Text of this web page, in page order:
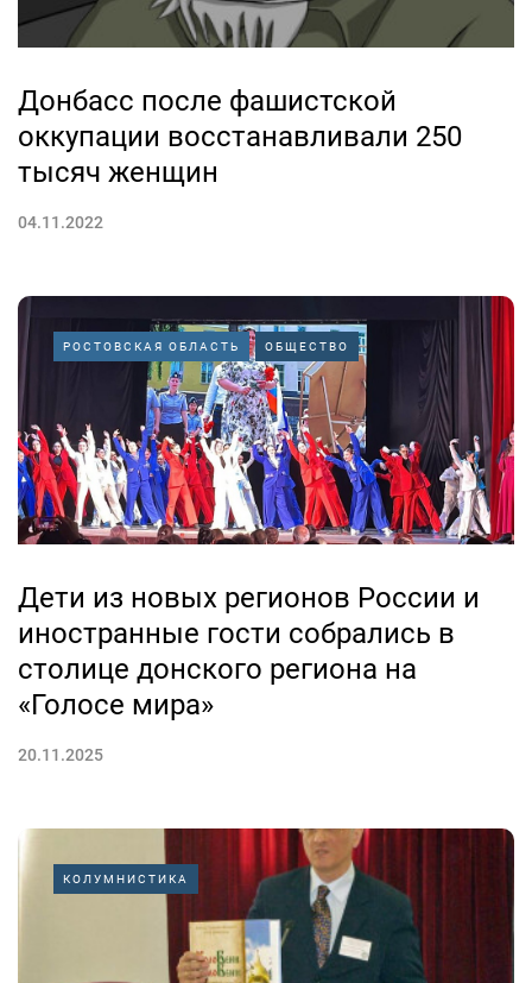
Донбасс после фашистской
оккупации восстанавливали 250
тысяч женщин
04.11.2022
РОСТОВСКАЯ ОБЛАСТЬ ОБЩЕСТВО
Дети из новых регионов России и
иностранные гости собрались в
столице донского региона на
«Голосе мира»
20.11.2025
КОЛУМНИСТИКА